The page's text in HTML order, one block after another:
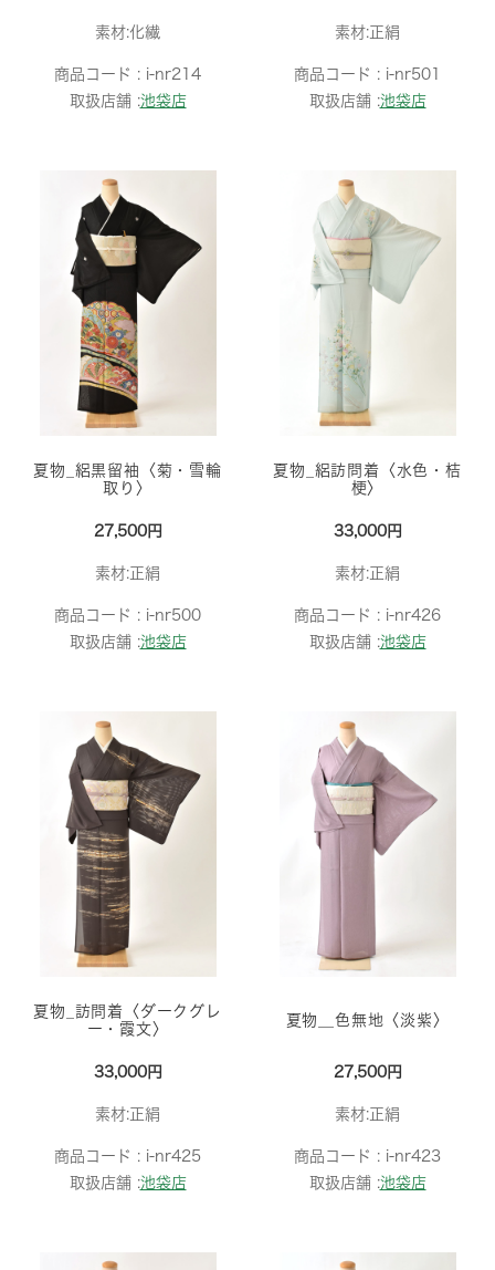
素材:化繊
商品コード : i-nr214
取扱店舗 :池袋店
素材:正絹
商品コード : i-nr501
取扱店舗 :池袋店
夏物_絽黒留袖〈菊・雪輪
取り〉
27,500円
素材:正絹
商品コード : i-nr500
取扱店舗 :池袋店
夏物_絽訪問着〈水色・桔
梗〉
33,000円
素材:正絹
商品コード : i-nr426
取扱店舗 :池袋店
夏物_訪問着〈ダークグレ
ー・霞文〉
33,000円
素材:正絹
商品コード : i-nr425
取扱店舗 :池袋店
夏物＿色無地〈淡紫〉
27,500円
素材:正絹
商品コード : i-nr423
取扱店舗 :池袋店